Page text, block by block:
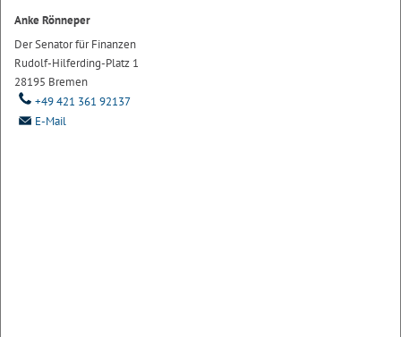
Anke Rönneper
Der Senator für Finanzen
Rudolf-Hilferding-Platz 1
28195 Bremen
+49 421 361 92137
E-Mail